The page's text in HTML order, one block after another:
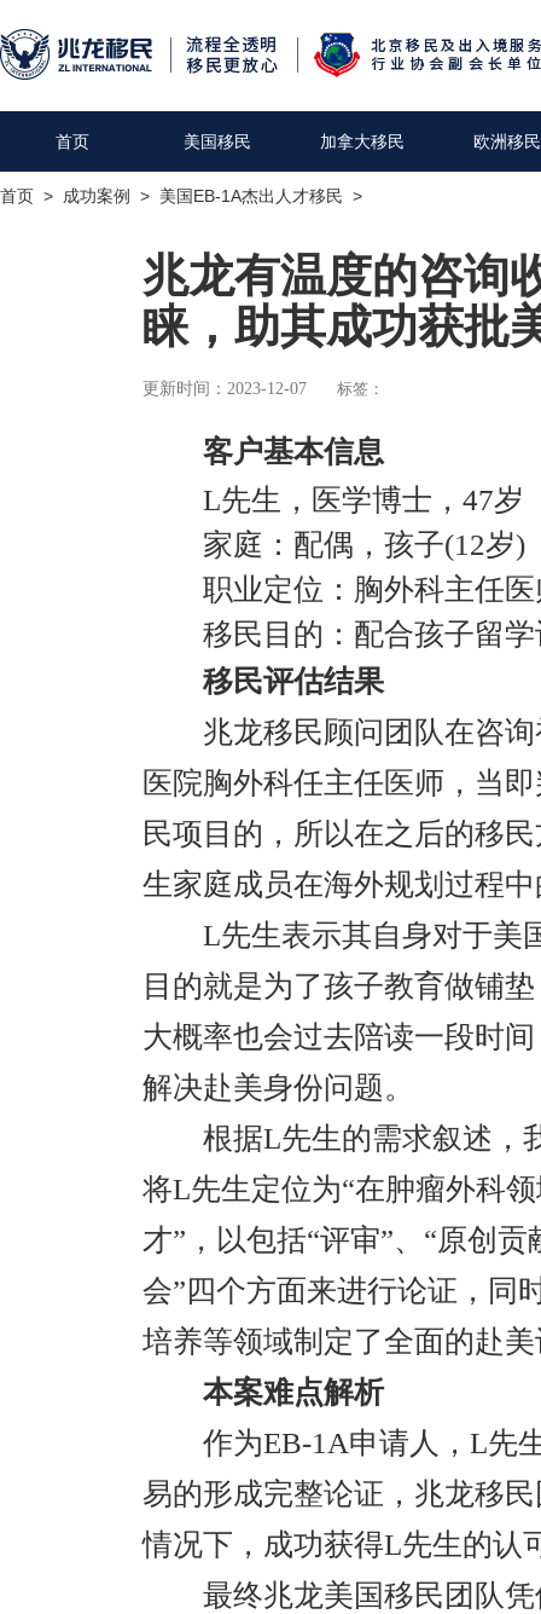
首页 美国移民 加拿大移民 欧洲移民
首页 > 成功案例 > 美国EB-1A杰出人才移民 >
兆龙有温度的咨询
睐，助其成功获批
更新时间：2023-12-07 标签：
客户基本信息
L先生，医学博士，47岁
家庭：配偶，孩子(12岁)
职业定位：胸外科主任医
移民目的：配合孩子留学
移民评估结果
兆龙移民顾问团队在咨询
医院胸外科任主任医师，当
民项目的，所以在之后的移
生家庭成员在海外规划过程
L先生表示其自身对于美
目的就是为了孩子教育做铺
大概率也会过去陪读一段时
解决赴美身份问题。
根据L先生的需求叙述，
将L先生定位为“在肿瘤外科
才”，以包括“评审”、“原创
会”四个方面来进行论证，同
培养等领域制定了全面的赴
本案难点解析
作为EB-1A申请人，L先生
易的形成完整论证，兆龙移
情况下，成功获得L先生的认
最终兆龙美国移民团队凭